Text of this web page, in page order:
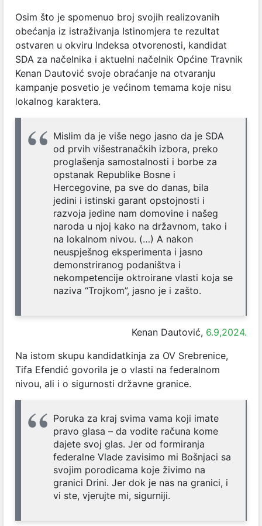
Osim što je spomenuo broj svojih realizovanih
obećanja iz istraživanja Istinomjera te rezultat
ostvaren u okviru Indeksa otvorenosti, kandidat
SDA za načelnika i aktuelni načelnik Općine Travnik
Kenan Dautović svoje obraćanje na otvaranju
kampanje posvetio je većinom temama koje nisu
lokalnog karaktera.
Mislim da je više nego jasno da je SDA
od prvih višestranačkih izbora, preko
proglašenja samostalnosti i borbe za
opstanak Republike Bosne i
Hercegovine, pa sve do danas, bila
jedini i istinski garant opstojnosti i
razvoja jedine nam domovine i našeg
naroda u njoj kako na državnom, tako i
na lokalnom nivou. (…) A nakon
neuspješnog eksperimenta i jasno
demonstriranog podaništva i
nekompetencije oktroirane vlasti koja se
naziva “Trojkom”, jasno je i zašto.
Kenan Dautović, 6.9,2024.
Na istom skupu kandidatkinja za OV Srebrenice,
Tifa Efendić govorila je o vlasti na federalnom
nivou, ali i o sigurnosti državne granice.
Poruka za kraj svima vama koji imate
pravo glasa – da vodite računa kome
dajete svoj glas. Jer od formiranja
federalne Vlade zavisimo mi Bošnjaci sa
svojim porodicama koje živimo na
granici Drini. Jer dok je nas na granici, i
vi ste, vjerujte mi, sigurniji.